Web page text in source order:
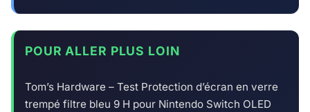
POUR ALLER PLUS LOIN
Tom’s Hardware – Test Protection d’écran en verre
trempé filtre bleu 9 H pour Nintendo Switch OLED